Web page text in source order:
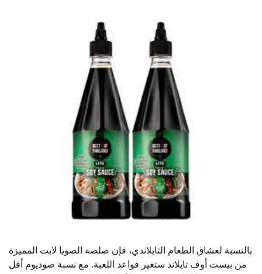
بالنسبة لعشاق الطعام التايلاندي، فإن صلصة الصويا لايت المميزة
من بيست أوف تايلاند ستغير قواعد اللعبة. مع نسبة صوديوم أقل